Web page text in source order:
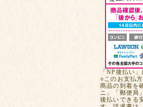
「NP後払い
○このお支払
商品の到着を
ニ」「郵便局
後払いできる